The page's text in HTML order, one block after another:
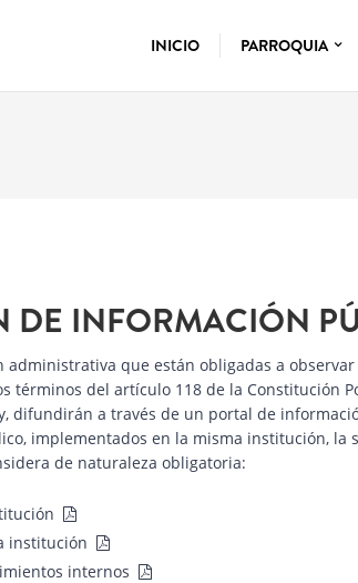
INICIO PARROQUIA
DE INFORMACIÓN
administrativa que están obligadas a
términos del artículo 118 de la Constitución
difundirán a través de un portal de
implementados en la misma institución,
de naturaleza obligatoria:
institución
internos